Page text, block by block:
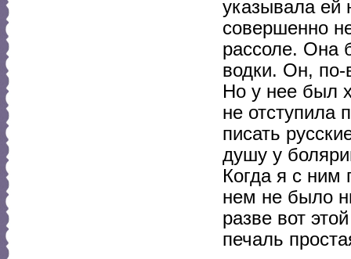
указывала ей
совершенно
рассоле. Она
водки. Он, по-
Но у нее был
не отступила
писать
душу у
Когда я с ним
нем не было
разве вот
печаль